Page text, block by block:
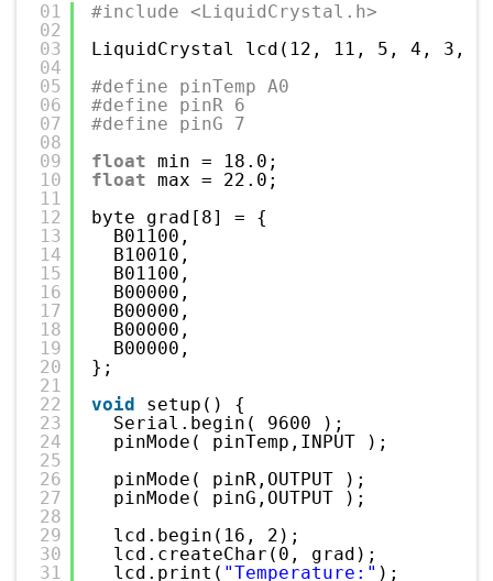
01
02
03
04
05
06
07
08
09
10
11
12
13
14
15
16
17
18
19
20
21
22
23
24
25
26
27
28
29
30
31
#include <LiquidCrystal.h>
LiquidCrystal lcd(12, 11, 5, 4, 3,
#define pinTemp A0
#define pinR 6
#define pinG 7
float min = 18.0;
float max = 22.0;
byte grad[8] = {
B01100,
B10010,
B01100,
B00000,
B00000,
B00000,
B00000,
};
void
setup() {
Serial.begin( 9600 );
pinMode( pinTemp,INPUT );
pinMode( pinR,OUTPUT );
pinMode( pinG,OUTPUT );
lcd.begin(16, 2);
lcd.createChar(0, grad);
lcd.print( "Temperature:" );